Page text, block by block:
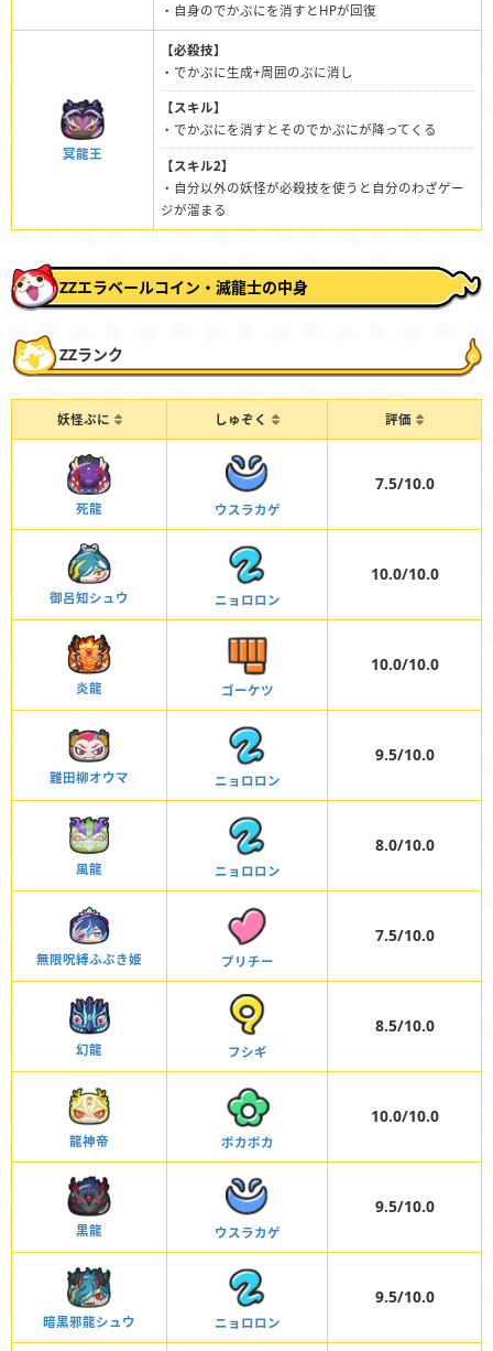
・自身のでかぷにを消すとHPが回復
冥龍王
【必殺技】
・でかぷに生成+周囲のぷに消し
【スキル】
・でかぷにを消すとそのでかぷにが降ってくる
【スキル2】
・自分以外の妖怪が必殺技を使うと自分のわざゲー
ジが溜まる
ZZエラベールコイン・滅龍士の中身
ZZランク
妖怪ぷに しゅぞく 評価
死龍 ウスラカゲ
7.5/10.0
御呂知シュウ ニョロロン
10.0/10.0
炎龍 ゴーケツ
10.0/10.0
難田柳オウマ ニョロロン
9.5/10.0
風龍 ニョロロン
8.0/10.0
無限呪縛ふぶき姫 プリチー
7.5/10.0
幻龍 フシギ
8.5/10.0
龍神帝 ポカポカ
10.0/10.0
黒龍 ウスラカゲ
9.5/10.0
暗黒邪龍シュウ ニョロロン
9.5/10.0